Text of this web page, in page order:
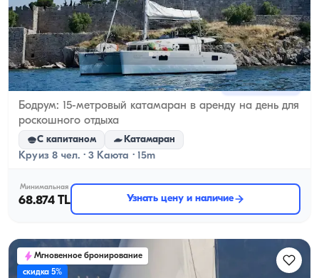
Бодрум, Muğla Новая лодка
Бодрум: 15-метровый катамаран в аренду на день для
роскошного отдыха
С капитаном Катамаран
Круиз 8 чел. · 3 Каюта · 15m
Минимальная
68.874 TL Узнать цену и наличие
Мгновенное бронирование
скидка 5%